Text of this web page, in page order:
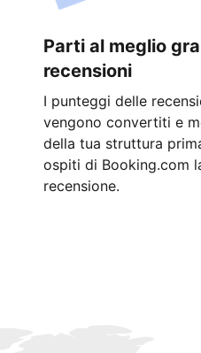
Parti al meglio
recensioni
I punteggi delle
vengono convertiti e
della tua struttura
ospiti di Booking.com
recensione.